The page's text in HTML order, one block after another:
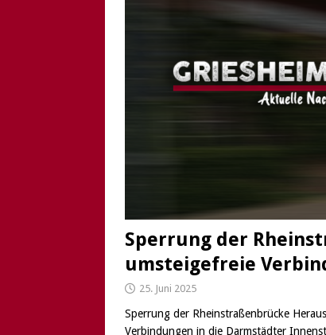
Sperrung der
umsteigefreie
25. Juni 2025
Sperrung der Rheinstraßenbrücke
Verbindungen in die Darmstädter